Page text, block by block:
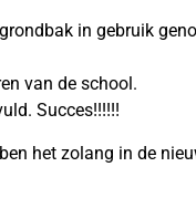
in gebruik
van de school.
Succes!!!!!!
het zolang in de